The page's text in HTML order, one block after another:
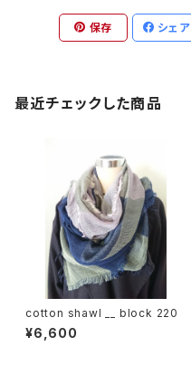
保存 シェア
最近チェックした商品
cotton shawl __ block 220
¥6,600